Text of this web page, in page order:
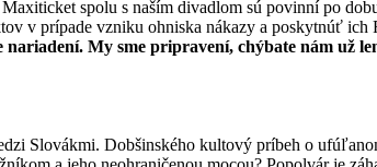
spolu s naším divadlom sú povinní po
v prípade vzniku ohniska nákazy a poskytnúť ich
nariadení. My sme pripravení, chýbate nám už
Slovákmi. Dobšinského kultový príbeh o